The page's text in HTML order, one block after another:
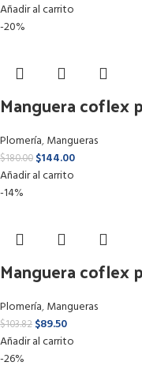
Añadir al carrito
-20%
Manguera coflex
Plomería,Mangueras
$180.00 $144.00
Añadir al carrito
-14%
Manguera coflex
Plomería,Mangueras
$103.82 $89.50
Añadir al carrito
-26%